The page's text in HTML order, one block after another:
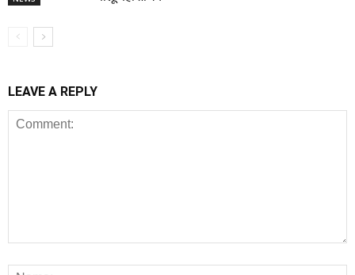
LEAVE A REPLY